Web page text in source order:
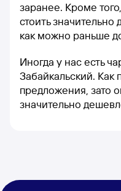
заранее. Кроме
стоить значительно
как можно раньше
Иногда у нас есть
Забайкальский. Как
предложения, зато
значительно